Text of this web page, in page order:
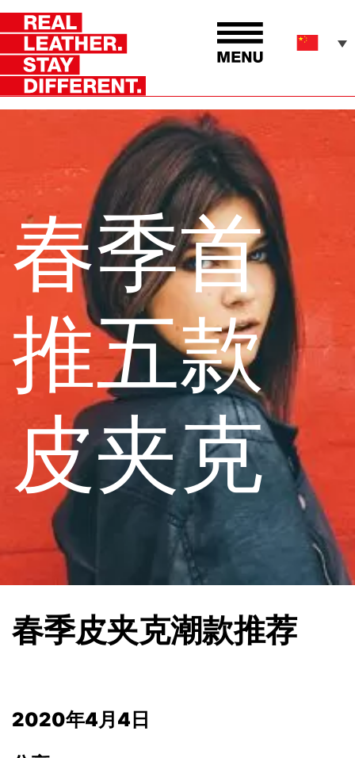
春季首
推五款
皮夹克
春季皮夹克潮款推荐
2020年4月4日